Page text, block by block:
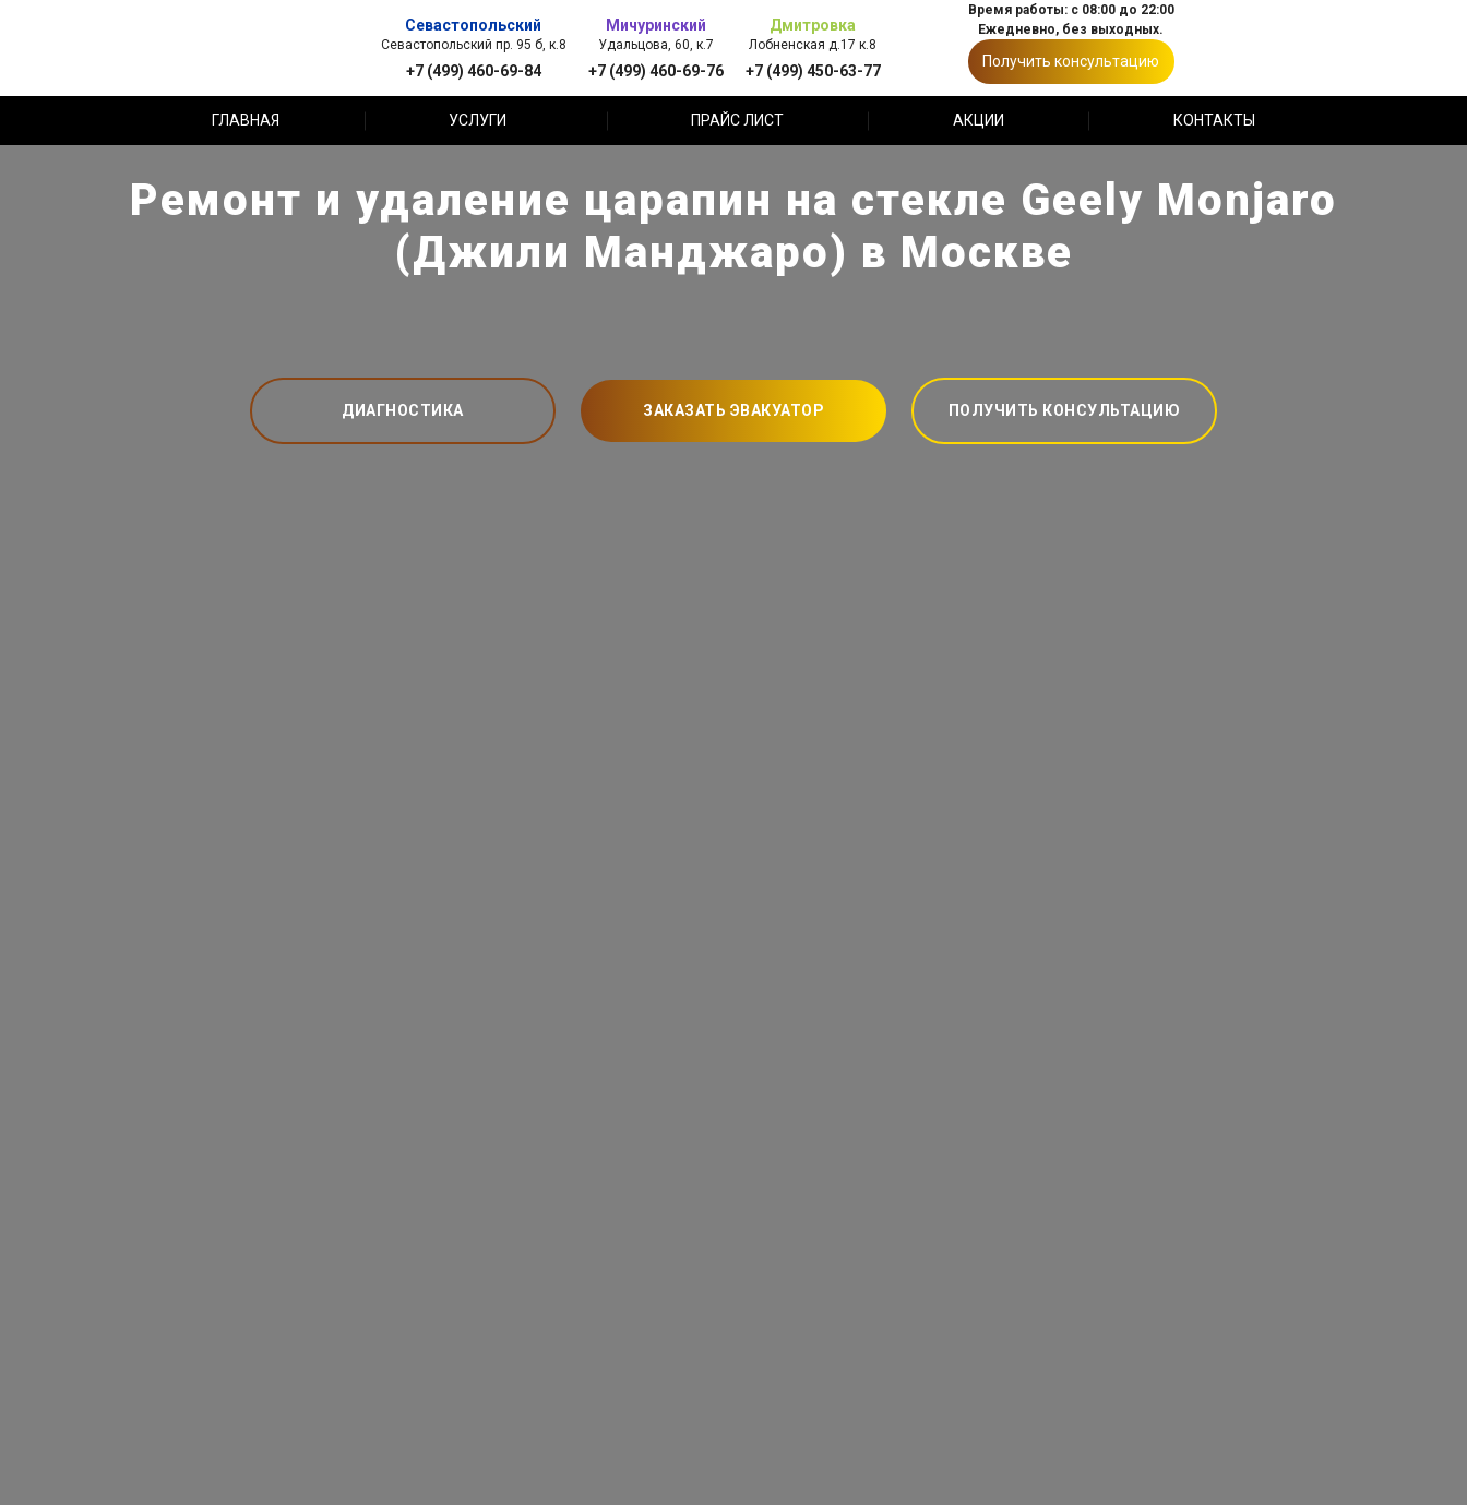
Севастопольский
Севастопольский пр. 95 б, к.8
+7 (499) 460-69-84
Мичуринский
Удальцова, 60, к.7
+7 (499) 460-69-76
Дмитровка
Лобненская д.17 к.8
+7 (499) 450-63-77
Время работы: с 08:00 до 22:00
Ежедневно, без выходных.
Получить консультацию
ГЛАВНАЯ УСЛУГИ ПРАЙС ЛИСТ АКЦИИ КОНТАКТЫ
Ремонт и удаление царапин на стекле Geely Monjaro
(Джили Манджаро) в Москве
ДИАГНОСТИКА ЗАКАЗАТЬ ЭВАКУАТОР ПОЛУЧИТЬ КОНСУЛЬТАЦИЮ